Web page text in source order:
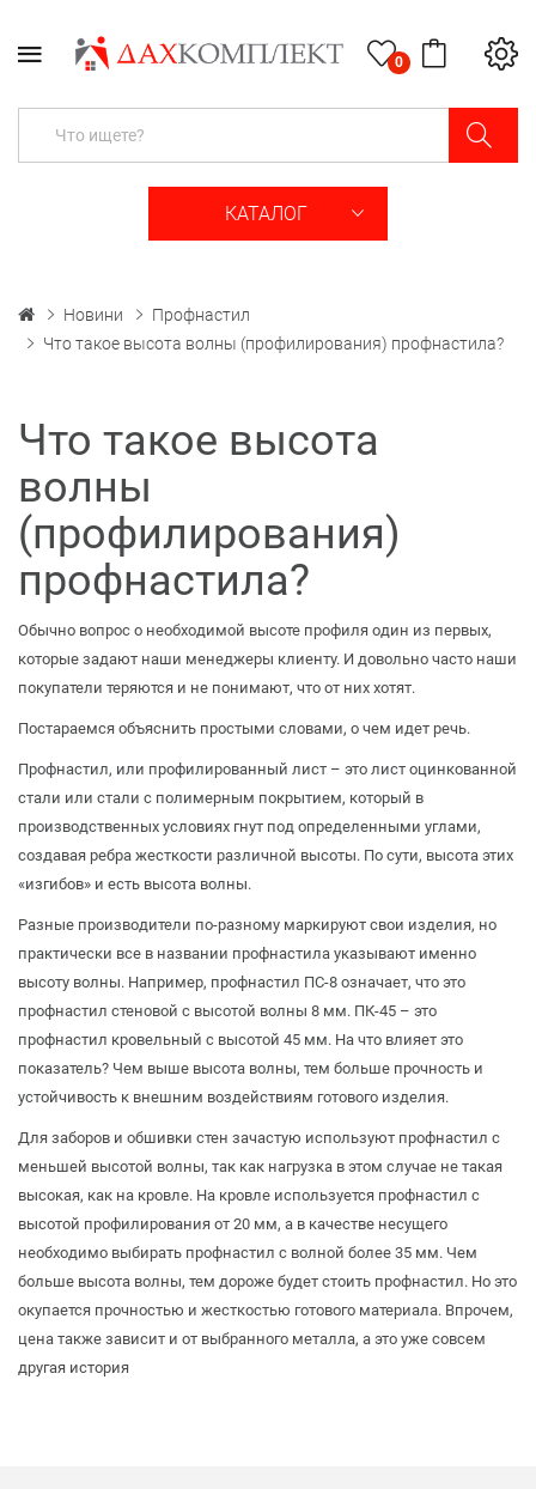
0
КАТАЛОГ
Новини
Профнастил
Что такое высота волны (профилирования) профнастила?
Что такое высота
волны
(профилирования)
профнастила?
Обычно вопрос о необходимой высоте профиля один из первых,
которые задают наши менеджеры клиенту. И довольно часто наши
покупатели теряются и не понимают, что от них хотят.
Постараемся объяснить простыми словами, о чем идет речь.
Профнастил, или профилированный лист – это лист оцинкованной
стали или стали с полимерным покрытием, который в
производственных условиях гнут под определенными углами,
создавая ребра жесткости различной высоты. По сути, высота этих
«изгибов» и есть высота волны.
Разные производители по-разному маркируют свои изделия, но
практически все в названии профнастила указывают именно
высоту волны. Например, профнастил ПС-8 означает, что это
профнастил стеновой с высотой волны 8 мм. ПК-45 – это
профнастил кровельный с высотой 45 мм. На что влияет это
показатель? Чем выше высота волны, тем больше прочность и
устойчивость к внешним воздействиям готового изделия.
Для заборов и обшивки стен зачастую используют профнастил с
меньшей высотой волны, так как нагрузка в этом случае не такая
высокая, как на кровле. На кровле используется профнастил с
высотой профилирования от 20 мм, а в качестве несущего
необходимо выбирать профнастил с волной более 35 мм. Чем
больше высота волны, тем дороже будет стоить профнастил. Но это
окупается прочностью и жесткостью готового материала. Впрочем,
цена также зависит и от выбранного металла, а это уже совсем
другая история